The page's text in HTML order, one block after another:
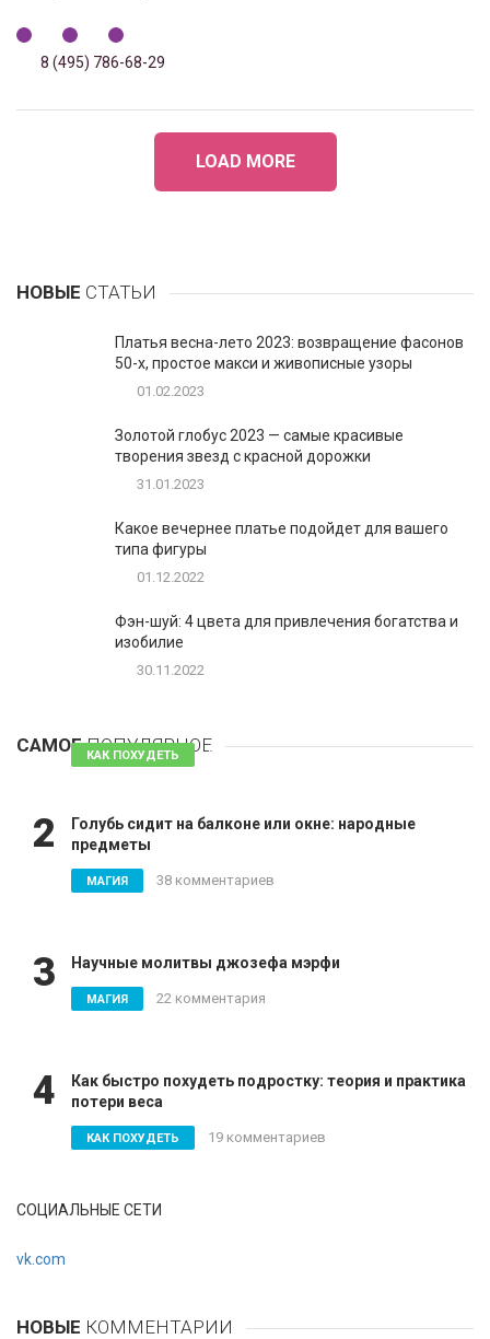
8 (495) 786-68-29
LOAD MORE
НОВЫЕ СТАТЬИ
Платья весна-лето 2023: возвращение фасонов
50-х, простое макси и живописные узоры
01.02.2023
Золотой глобус 2023 — самые красивые
творения звезд с красной дорожки
31.01.2023
Какое вечернее платье подойдет для вашего
типа фигуры
01.12.2022
Фэн-шуй: 4 цвета для привлечения богатства и
изобилие
30.11.2022
САМОЕПОПУЛЯРНОЕ
КАК ПОХУДЕТЬ 81 комментарий
2
Голубь сидит на балконе или окне: народные
предметы
МАГИЯ 38 комментариев
3 Научные молитвы джозефа мэрфи
МАГИЯ 22 комментария
4
Как быстро похудеть подростку: теория и практика
потери веса
КАК ПОХУДЕТЬ 19 комментариев
СОЦИАЛЬНЫЕ СЕТИ
vk.com
НОВЫЕ КОММЕНТАРИИ